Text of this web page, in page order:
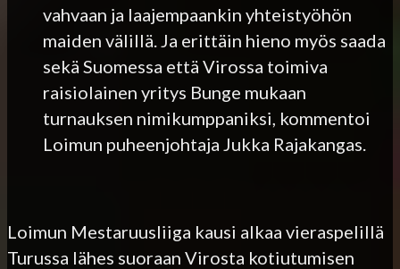
vahvaan ja laajempaankin yhteistyöhön
maiden välillä. Ja erittäin hieno myös saada
sekä Suomessa että Virossa toimiva
raisiolainen yritys Bunge mukaan
turnauksen nimikumppaniksi, kommentoi
Loimun puheenjohtaja Jukka Rajakangas.
Loimun Mestaruusliiga kausi alkaa vieraspelillä
Turussa lähes suoraan Virosta kotiutumisen